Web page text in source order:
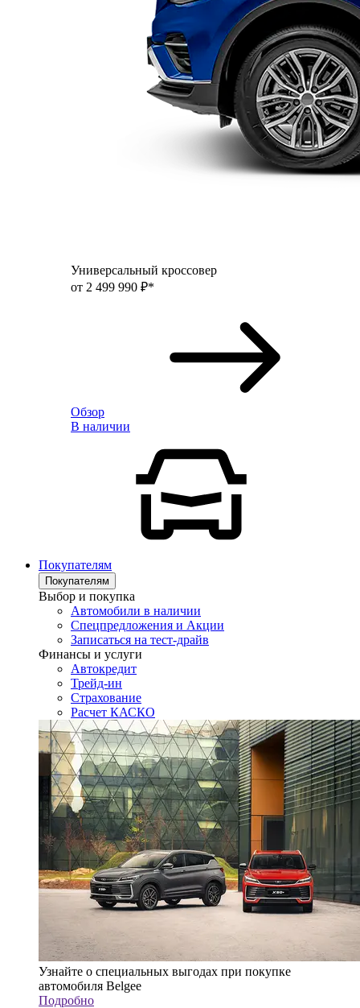
Универсальный кроссовер
от 2 499 990 ₽*
Обзор
В наличии
Покупателям
Покупателям
Выбор и покупка
Автомобили в наличии
Спецпредложения и Акции
Записаться на тест-драйв
Финансы и услуги
Автокредит
Трейд-ин
Страхование
Расчет КАСКО
Узнайте о специальных выгодах при покупке
автомобиля Belgee
Подробно